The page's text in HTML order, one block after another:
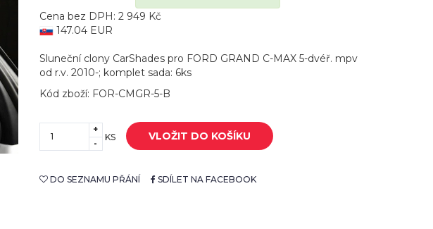
Cena bez DPH: 2 949 Kč
147.04 EUR
Sluneční clony CarShades pro FORD GRAND C-MAX 5-dvéř. mpv
od r.v. 2010-; komplet sada: 6ks
Kód zboží: FOR-CMGR-5-B
+
-
KS VLOŽIT DO KOŠÍKU
DO SEZNAMU PŘÁNÍ SDÍLET NA FACEBOOK